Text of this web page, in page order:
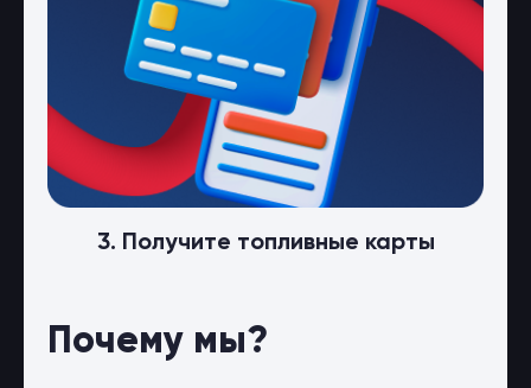
3. Получите топливные карты
Почему мы?